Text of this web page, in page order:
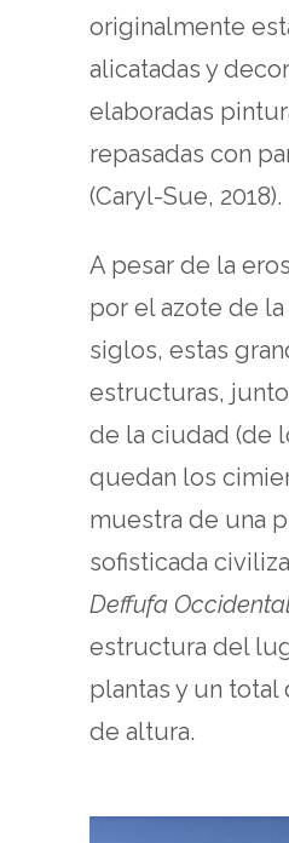
originalmente
alicatadas y
elaboradas
repasadas con
(Caryl-Sue, 2018).
A pesar de la
por el azote de
siglos, estas
estructuras,
de la ciudad (de
quedan los
muestra de una
sofisticada
Deffufa
estructura del
plantas y un total
de altura.